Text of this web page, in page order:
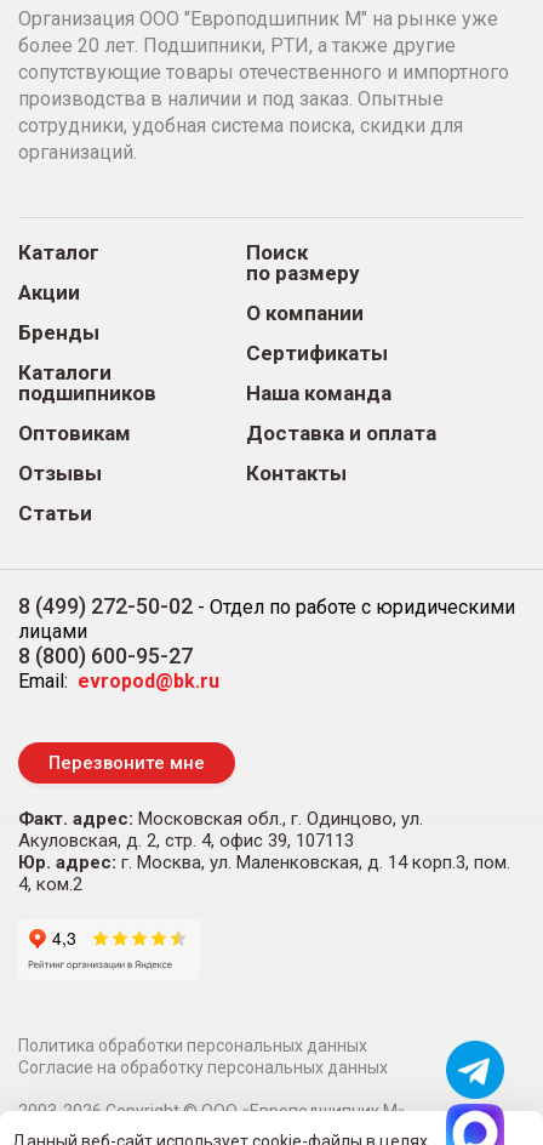
Организация ООО "Европодшипник М" на рынке уже
более 20 лет. Подшипники, РТИ, а также другие
сопутствующие товары отечественного и импортного
производства в наличии и под заказ. Опытные
сотрудники, удобная система поиска, скидки для
организаций.
Каталог
Акции
Бренды
Каталоги
подшипников
Оптовикам
Отзывы
Статьи
Поиск
по размеру
О компании
Сертификаты
Наша команда
Доставка и оплата
Контакты
8 (499) 272-50-02 - Отдел по работе с юридическими
лицами
8 (800) 600-95-27
Email: evropod@bk.ru
Перезвоните мне
Факт. адрес: Московская обл., г. Одинцово, ул.
Акуловская, д. 2, стр. 4, офис 39, 107113
Юр. адрес: г. Москва, ул. Маленковская, д. 14 корп.3, пом.
4, ком.2
Политика обработки персональных данных
Согласие на обработку персональных данных
2003-2026Copyright ©ООО «Европодшипник М»
Информация на сайте о технических характеристиках,